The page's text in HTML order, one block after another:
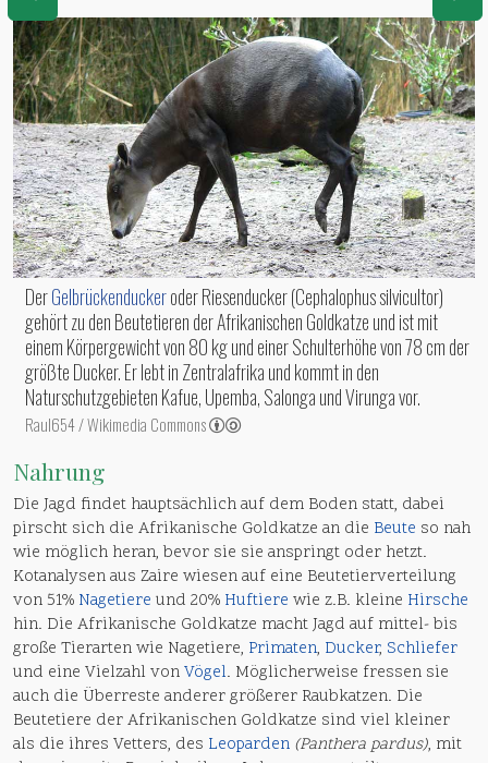
DerGelbrückenduckeroder Riesenducker (Cephalophus silvicultor)
gehört zu den Beutetieren der Afrikanischen Goldkatze und ist mit
einem Körpergewicht von 80 kg und einer Schulterhöhe von 78 cm der
größte Ducker. Er lebt in Zentralafrika und kommt in den
Naturschutzgebieten Kafue, Upemba, Salonga und Virunga vor.
Raul654 / Wikimedia Commons
Nahrung
Die Jagd findet hauptsächlich auf dem Boden statt, dabei
pirscht sich die Afrikanische Goldkatze an die Beute so nah
wie möglich heran, bevor sie sie anspringt oder hetzt.
Kotanalysen aus Zaire wiesen auf eine Beutetierverteilung
von 51% Nagetiere und 20% Huftiere wie z.B. kleine Hirsche
hin. Die Afrikanische Goldkatze macht Jagd auf mittel- bis
große Tierarten wie Nagetiere, Primaten, Ducker, Schliefer
und eine Vielzahl vonVögel. Möglicherweise fressen sie
auch die Überreste anderer größerer Raubkatzen. Die
Beutetiere der Afrikanischen Goldkatze sind viel kleiner
als die ihres Vetters, des Leoparden (Panthera pardus), mit